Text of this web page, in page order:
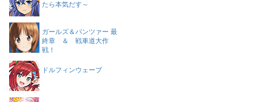
たら本気だす～
ガールズ＆パンツァー 最
終章 ＆ 戦車道大作
戦！
ドルフィンウェーブ